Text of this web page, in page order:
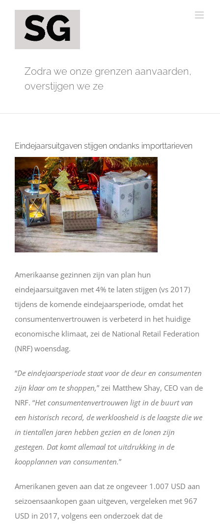
Zodra we onze grenzen aanvaarden,
overstijgen we ze
Eindejaarsuitgaven stijgen ondanks importtarieven
Bekijk
grotere
afbeelding
Amerikaanse gezinnen zijn van plan hun
eindejaarsuitgaven met 4% te laten stijgen (vs 2017)
tijdens de komende eindejaarsperiode, omdat het
consumentenvertrouwen is verbeterd in het huidige
economische klimaat, zei de National Retail Federation
(NRF) woensdag.
“De eindejaarsperiode staat voor de deur en consumenten
zijn klaar om te shoppen,” zei Matthew Shay, CEO van de
NRF. “Het consumentenvertrouwen ligt in de buurt van
een historisch record, de werkloosheid is de laagste die we
in tientallen jaren hebben gezien en de lonen zijn
gestegen. Dat komt allemaal tot uitdrukking in de
koopplannen van consumenten.”
Amerikanen geven aan dat ze ongeveer 1.007 USD aan
seizoensaankopen gaan uitgeven, vergeleken met 967
USD in 2017, volgens een onderzoek dat de